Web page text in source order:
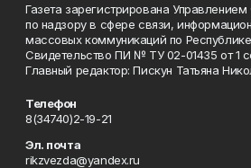
Газета зарегистрирована
по надзору в сфере связи,
массовых коммуникаций по
Свидетельство ПИ № ТУ 02-01435 от 1
Главный редактор: Пискун Татьяна
Телефон
8(34740)2-19-21
Эл. почта
rikzvezda@yandex.ru